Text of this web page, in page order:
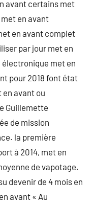
avant certains met
en avant
en avant complet
par jour met en
met en
pour 2018 font état
en avant ou
Guillemette
de mission
la première
à 2014, met en
de vapotage.
devenir de 4 mois en
avant « Au